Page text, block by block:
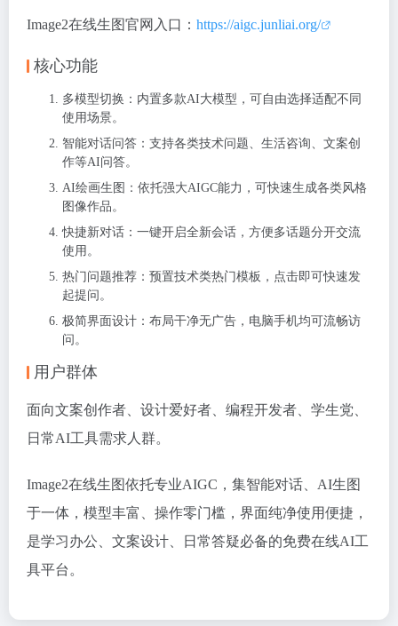
Image2在线生图官网入口： https://aigc.junliai.org/
核心功能
多模型切换：内置多款AI大模型，可自由选择适配不同
使用场景。
智能对话问答：支持各类技术问题、生活咨询、文案创
作等AI问答。
AI绘画生图：依托强大AIGC能力，可快速生成各类风格
图像作品。
快捷新对话：一键开启全新会话，方便多话题分开交流
使用。
热门问题推荐：预置技术类热门模板，点击即可快速发
起提问。
极简界面设计：布局干净无广告，电脑手机均可流畅访
问。
用户群体
面向文案创作者、设计爱好者、编程开发者、学生党、
日常AI工具需求人群。
Image2在线生图依托专业AIGC，集智能对话、AI生图
于一体，模型丰富、操作零门槛，界面纯净使用便捷，
是学习办公、文案设计、日常答疑必备的免费在线AI工
具平台。